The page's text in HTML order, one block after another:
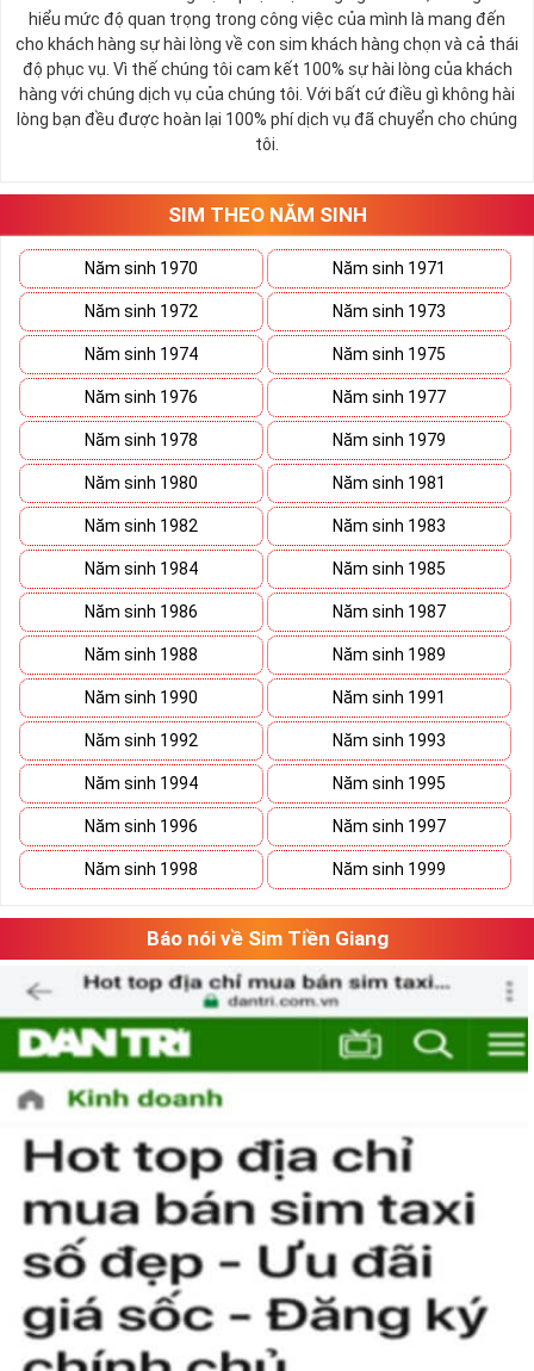
hiểu mức độ quan trọng trong công việc của mình là mang đến
cho khách hàng sự hài lòng về con sim khách hàng chọn và cả thái
độ phục vụ. Vì thế chúng tôi cam kết 100% sự hài lòng của khách
hàng với chúng dịch vụ của chúng tôi. Với bất cứ điều gì không hài
lòng bạn đều được hoàn lại 100% phí dịch vụ đã chuyển cho chúng
tôi.
SIM THEO NĂM SINH
Năm sinh 1970 Năm sinh 1971
Năm sinh 1972 Năm sinh 1973
Năm sinh 1974 Năm sinh 1975
Năm sinh 1976 Năm sinh 1977
Năm sinh 1978 Năm sinh 1979
Năm sinh 1980 Năm sinh 1981
Năm sinh 1982 Năm sinh 1983
Năm sinh 1984 Năm sinh 1985
Năm sinh 1986 Năm sinh 1987
Năm sinh 1988 Năm sinh 1989
Năm sinh 1990 Năm sinh 1991
Năm sinh 1992 Năm sinh 1993
Năm sinh 1994 Năm sinh 1995
Năm sinh 1996 Năm sinh 1997
Năm sinh 1998 Năm sinh 1999
Báo nói về Sim Tiền Giang